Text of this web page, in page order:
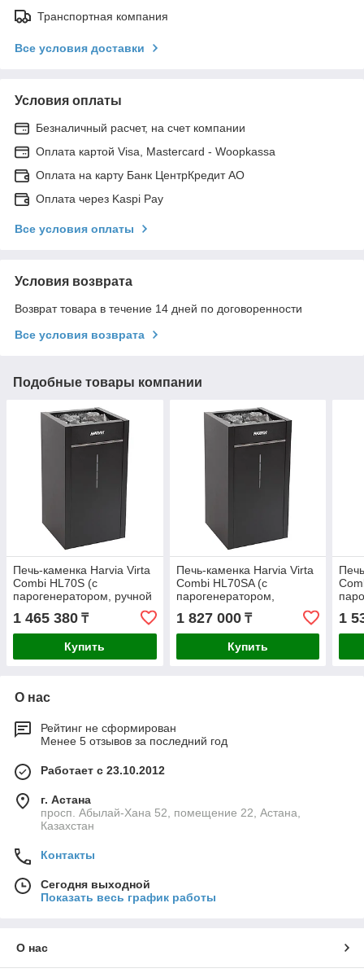
Транспортная компания
Все условия доставки
Условия оплаты
Безналичный расчет, на счет компании
Оплата картой Visa, Mastercard - Woopkassa
Оплата на карту Банк ЦентрКредит АО
Оплата через Kaspi Pay
Все условия оплаты
Условия возврата
Возврат товара в течение 14 дней по договоренности
Все условия возврата
Подобные товары компании
Печь-каменка Harvia Virta
Combi HL70S (с
парогенератором, ручной
залив воды, без пульта)
1 465 380 ₸
Купить
Печь-каменка Harvia Virta
Combi HL70SA (с
парогенератором,
автоматический залив
воды, без пульта)
1 827 000₸
Купить
1
О нас
Рейтинг не сформирован
Менее 5 отзывов за последний год
Работает с 23.10.2012
г. Астана
просп. Абылай-Хана 52, помещение 22, Астана,
Казахстан
Контакты
Сегодня выходной
Показать весь график работы
О нас